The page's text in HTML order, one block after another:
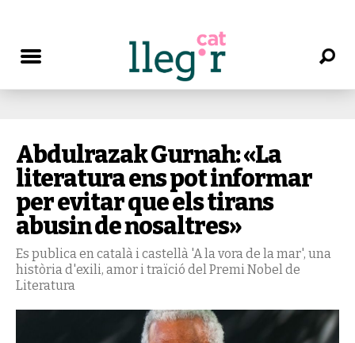
Abdulrazak Gurnah: «La
literatura ens pot informar
per evitar que els tirans
abusin de nosaltres»
Es publica en català i castellà 'A la vora de la mar', una
història d'exili, amor i traïció del Premi Nobel de
Literatura